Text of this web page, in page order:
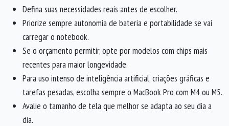
Defina suas necessidades reais antes de escolher.
Priorize sempre autonomia de bateria e portabilidade se vai
carregar o notebook.
Se o orçamento permitir, opte por modelos com chips mais
recentes para maior longevidade.
Para uso intenso de inteligência artificial, criações gráficas e
tarefas pesadas, escolha sempre o MacBook Pro com M4 ou M5.
Avalie o tamanho de tela que melhor se adapta ao seu dia a
dia.